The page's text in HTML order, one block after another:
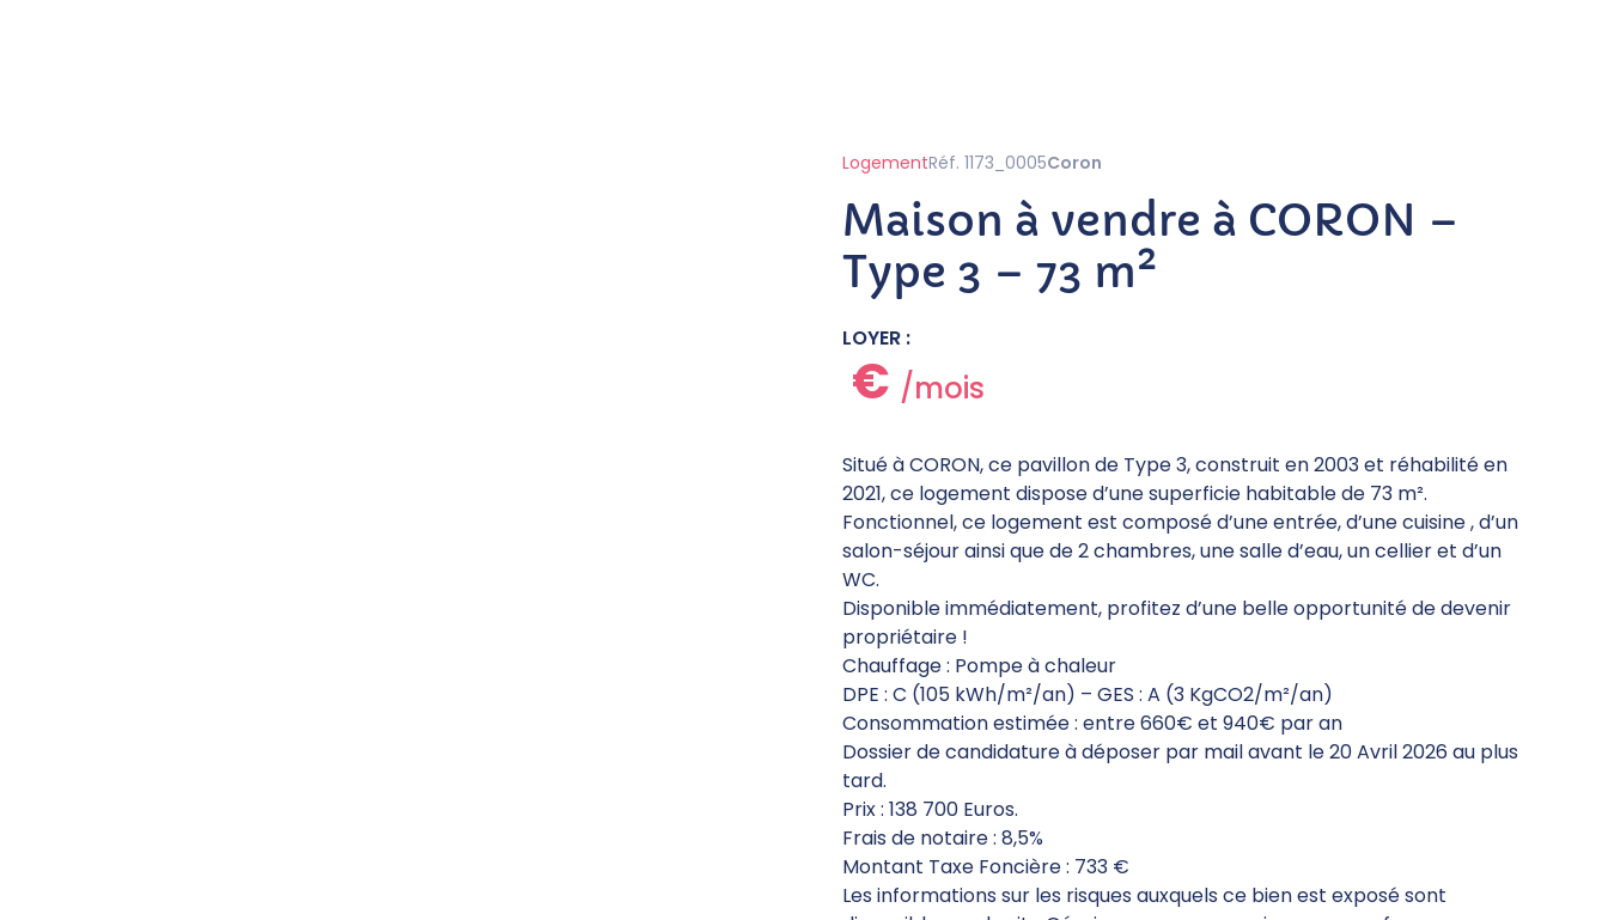
LogementRéf. 1173_0005Coron
Maison à vendre à CORON –
Type 3 – 73 m²
LOYER :
€ /mois
Situé à CORON, ce pavillon de Type 3, construit en 2003 et réhabilité en
2021, ce logement dispose d’une superficie habitable de 73 m².
Fonctionnel, ce logement est composé d’une entrée, d’une cuisine , d’un
salon-séjour ainsi que de 2 chambres, une salle d’eau, un cellier et d’un
WC.
Disponible immédiatement, profitez d’une belle opportunité de devenir
propriétaire !
Chauffage : Pompe à chaleur
DPE : C (105 kWh/m²/an) – GES : A (3 KgCO2/m²/an)
Consommation estimée : entre 660€ et 940€ par an
Dossier de candidature à déposer par mail avant le 20 Avril 2026 au plus
tard.
Prix : 138 700 Euros.
Frais de notaire : 8,5%
Montant Taxe Foncière : 733 €
Les informations sur les risques auxquels ce bien est exposé sont